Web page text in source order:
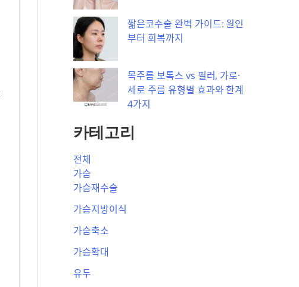
짧은코수술 완벽 가이드: 원인
부터 회복까지
목주름 보톡스 vs 필러, 가로·
세로 주름 유형별 효과와 한계
4가지
카테고리
전체
가슴
가슴재수술
가슴지방이식
가슴축소
가슴확대
유두